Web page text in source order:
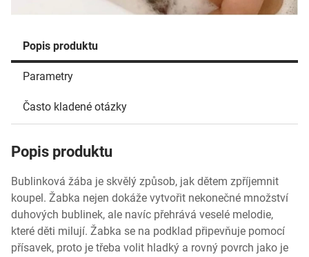
Popis produktu
Parametry
Často kladené otázky
Popis produktu
Bublinková žába je skvělý způsob, jak dětem zpříjemnit
koupel. Žabka nejen dokáže vytvořit nekonečné množství
duhových bublinek, ale navíc přehrává veselé melodie,
které děti milují. Žabka se na podklad připevňuje pomocí
přísavek, proto je třeba volit hladký a rovný povrch jako je